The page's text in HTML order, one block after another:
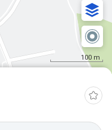
100 m